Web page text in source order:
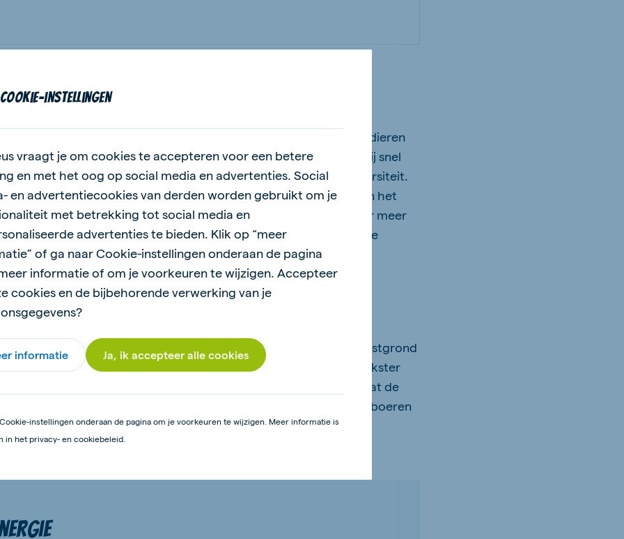
graadmeter
het water in de sloot is vervuild is dit slecht voor de planten en dieren
helemaal voor de planten en dieren in de natuur. Dit zie je al vrij snel
in planten en dieren voorkomen. Dit noem je de biodiversiteit.
helpt de insecten door bijvoorbeeld klaver en andere bloemen in het
een kikkerpoel aan te leggen. Meer soorten planten zorgen voor meer
meer soorten insecten zorgen weer voor meer soorten dieren die
koeien in grazen worden in het voorjaar dankbaar gebruikt als nestgrond
kent er vast wel een paar zoals de kievit, de grutto of de scholekster
snavel. In het broedseizoen markeren de boeren de nesten zodat de
het maaien heel blijven en uit kunnen komen. Soms vinden boeren
in het lange gras.
instellingen
vraagt je om cookies te accepteren voor een betere
en met het oog op social media en advertenties. Social
en advertentiecookies van derden worden gebruikt om je
met betrekking tot social media en
advertenties te bieden. Klik op “meer
of ga naar Cookie-instellingen onderaan de pagina
informatie of om je voorkeuren te wijzigen. Accepteer
cookies en de bijbehorende verwerking van je
informatie Ja, ik accepteer alle cookies
instellingen onderaan de pagina om je voorkeuren te wijzigen. Meer informatie is
in het privacy- en cookiebeleid.